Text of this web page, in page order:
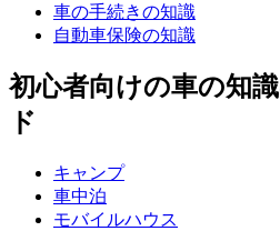
車の手続きの知識
自動車保険の知識
初心者向けの車の知
ド
キャンプ
車中泊
モバイルハウス